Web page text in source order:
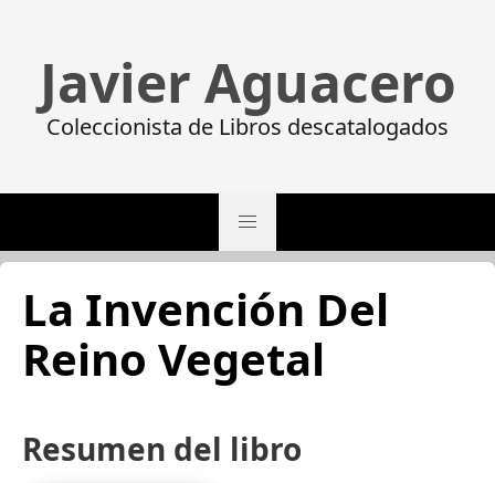
Javier Aguacero
Coleccionista de Libros descatalogados
La Invención Del
Reino Vegetal
Resumen del libro